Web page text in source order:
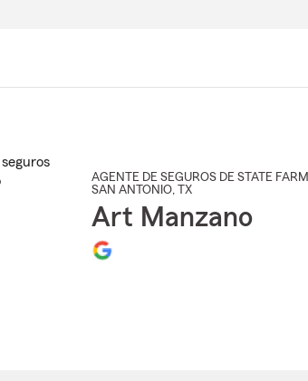
AGENTE DE SEGUROS DE STATE FARM
SAN ANTONIO, TX
Art Manzano